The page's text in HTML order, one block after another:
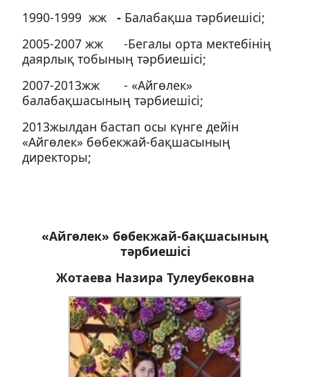
1990-1999 жж - Балабақша тәрбиешісі;
2005-2007 жж -Бегалы орта мектебінің
даярлық тобының тәрбиешісі;
2007-2013жж - «Айгөлек»
балабақшасының тәрбиешісі;
2013жылдан бастап осы күнге дейін
«Айгөлек» бөбекжай-бақшасының
директоры;
«Айгөлек» бөбекжай-бақшасының
тәрбиешісі
Жотаева Назира Тулеубековна